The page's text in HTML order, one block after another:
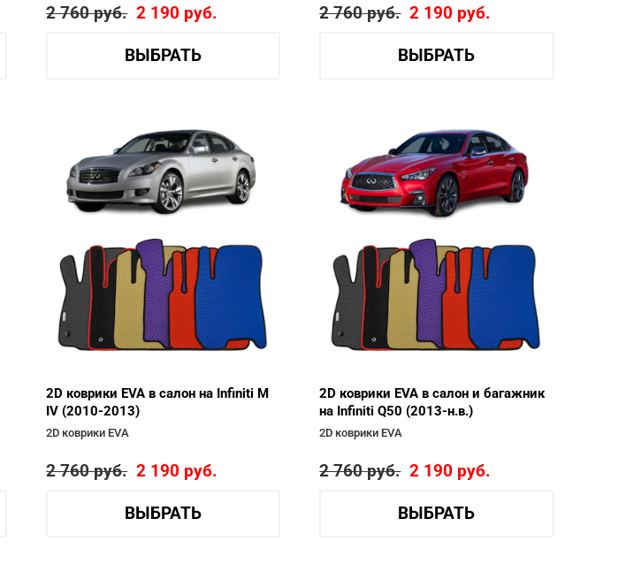
2 760руб. 2 190 руб.
ВЫБРАТЬ
2 760руб. 2 190 руб.
ВЫБРАТЬ
2D коврики EVA в салон на Infiniti M
IV (2010-2013)
2D коврики EVA
2 760руб. 2 190 руб.
ВЫБРАТЬ
2D коврики EVA в салон и багажник
на Infiniti Q50 (2013-н.в.)
2D коврики EVA
2 760руб. 2 190 руб.
ВЫБРАТЬ